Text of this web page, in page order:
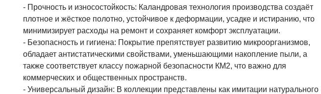
- Прочность и износостойкость: Каландровая технология производства создаёт
плотное и жёсткое полотно, устойчивое к деформации, усадке и истиранию, что
минимизирует расходы на ремонт и сохраняет комфорт эксплуатации.
- Безопасность и гигиена: Покрытие препятствует развитию микроорганизмов,
обладает антистатическими свойствами, уменьшающими накопление пыли, а
также соответствует классу пожарной безопасности КМ2, что важно для
коммерческих и общественных пространств.
- Универсальный дизайн: В коллекции представлены как имитации натурального